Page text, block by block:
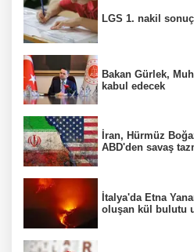
LGS 1. nakil
Bakan Gürlek,
kabul edecek
İran, Hürmüz
ABD'den savaş
İtalya'da Etna
oluşan kül bulutu